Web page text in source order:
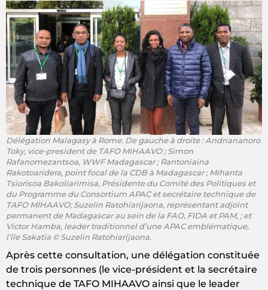
Délégation Malagasy à Rome. De gauche à droite : Andriananoro
Toky, vice-president de TAFO MIHAAVO ; Simon
Rafanomezantsoa, WWF Madagascar ; Rantoniaina
Rakotoaridera, point focal de la CDB à Madagascar ; Mihanta
Tsiorisoa Bakoliarimisa, Présidente du Comité des Politiques et
du Programme du Consortium APAC et secrétaire technique de
TAFO MIHAAVO; Suzelin Ratohiarijaona, représentant adjoint
permanent de Madagascar au sein de la FAO, FIDA et PAM, ; et
Victor Hamba, leader traditionnel d’une APAC emblématique,
l’île Sakatia © Suzelin Ratohiarijaona.
Après cette consultation, une délégation constituée
de trois personnes (le vice-président et la secrétaire
technique de TAFO MIHAAVO ainsi que le leader